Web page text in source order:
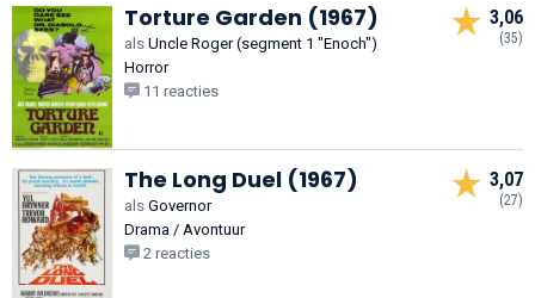
Torture Garden (1967)
als Uncle Roger (segment 1 "Enoch")
Horror
11 reacties
3,06
(35)
The Long Duel (1967)
als Governor
Drama / Avontuur
2 reacties
3,07
(27)